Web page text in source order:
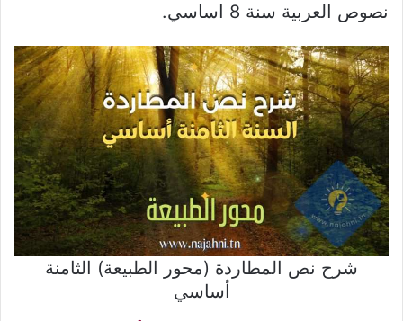
نصوص العربية سنة 8 اساسي.
شرح نص المطاردة (محور الطبيعة) الثامنة
أساسي